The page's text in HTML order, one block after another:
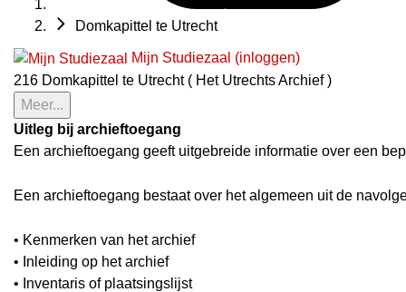
Domkapittel te Utrecht
Mijn Studiezaal (inloggen)
216 Domkapittel te Utrecht ( Het Utrechts Archief )
Meer...
Uitleg bij archieftoegang
Een archieftoegang geeft uitgebreide informatie over een
Een archieftoegang bestaat over het algemeen uit de
• Kenmerken van het archief
• Inleiding op het archief
• Inventaris of plaatsingslijst